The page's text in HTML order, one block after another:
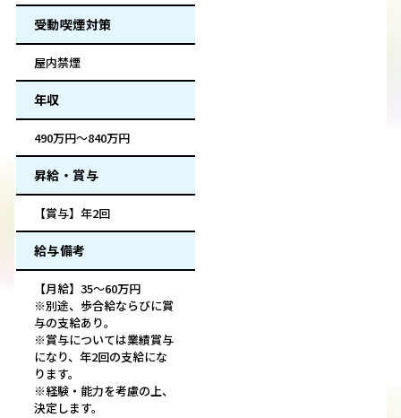
受動喫煙対策
屋内禁煙
年収
490万円～840万円
昇給・賞与
【賞与】年2回
給与備考
【月給】35～60万円
※別途、歩合給ならびに賞
与の支給あり。
※賞与については業績賞与
になり、年2回の支給にな
ります。
※経験・能力を考慮の上、
決定します。